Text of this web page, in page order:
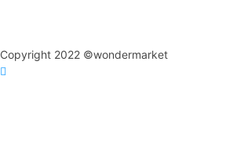
Copyright 2022 ©wondermarket